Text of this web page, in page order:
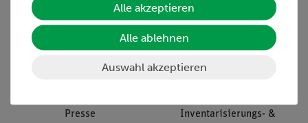
Informationen
Unternehmen
Presse
Service
Übersicht Service
Inventarisierungs- &
Alle akzeptieren
Alle ablehnen
Auswahl akzeptieren